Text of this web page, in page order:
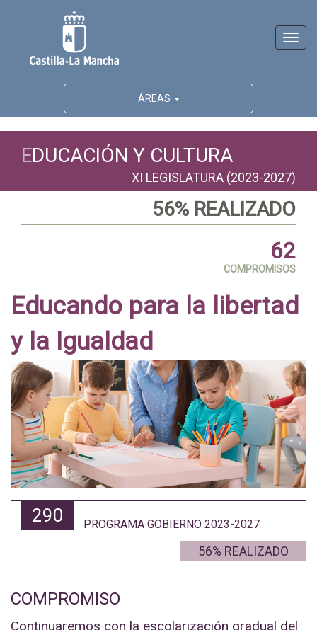
ÁREAS
EDUCACIÓN Y CULTURA
XI LEGISLATURA (2023-2027)
60% REALIZADO
62
COMPROMISOS
Educando para la libertad
y la Igualdad
290 PROGRAMA GOBIERNO 2023-2027
60% REALIZADO
COMPROMISO
Continuaremos con la escolarización gradual del